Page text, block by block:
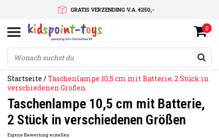
GRATIS VERZENDING V.A. €250,-
SNELLE LEVERTIJD
SERVICE OP MAAT
0
Startseite /Taschenlampe 10,5 cm mit Batterie, 2 Stück in
verschiedenen Größen
Taschenlampe 10,5 cm mit Batterie,
2 Stück in verschiedenen Größen
Eigene Bewertung erstellen